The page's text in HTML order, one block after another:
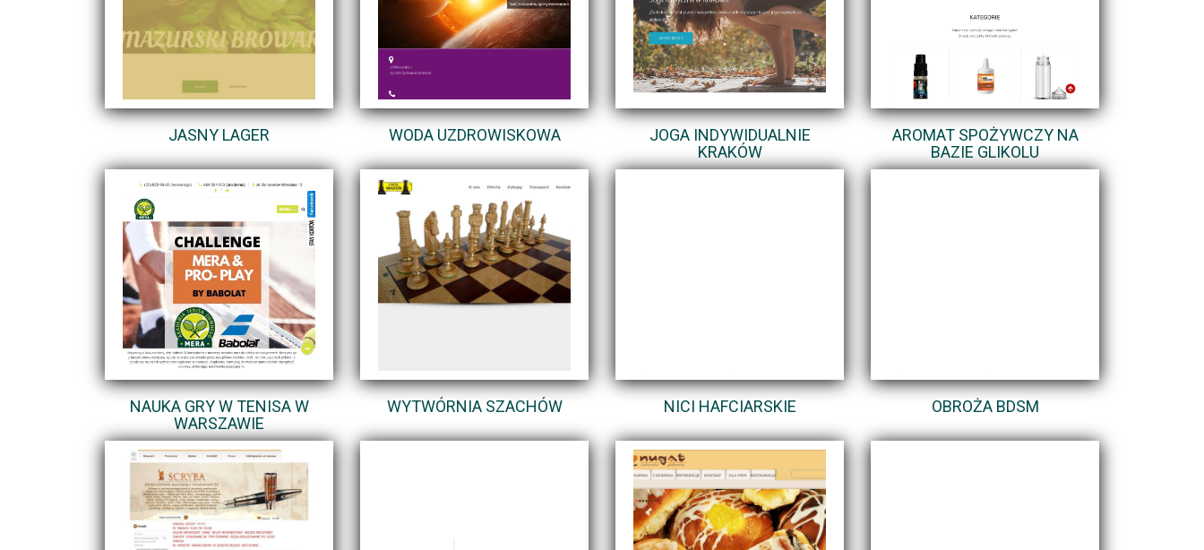
JASNY LAGER WODA UZDROWISKOWA
JOGA INDYWIDUALNIE
KRAKÓW
AROMAT SPOŻYWCZY NA
BAZIE GLIKOLU
NAUKA GRY W TENISA W
WARSZAWIE
WYTWÓRNIA SZACHÓW NICI HAFCIARSKIE OBROŻA BDSM